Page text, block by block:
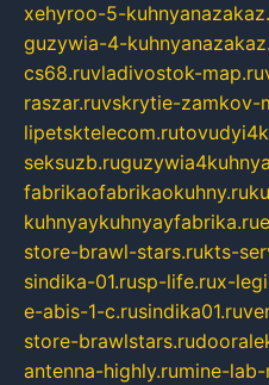
xehyroo-5-
guzywia-4-
cs68.ruvladivostok-map.ru
raszar.ruvskrytie-zamkov-
lipetsktelecom.ru
seksuzb.ru
fabrikaofabrikaokuhny.ru
kuhnyaykuhnyayfabrika.ru
store-brawl-stars.rukts-
sindika-01.rusp-life.rux-
e-abis-1-c.rusindika01.ru
store-brawlstars.ru
antenna-highly.rumine-lab-